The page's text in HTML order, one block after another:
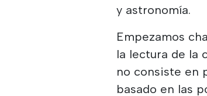
y astronomía.
Empezamos
la lectura de la
no consiste en
basado en las